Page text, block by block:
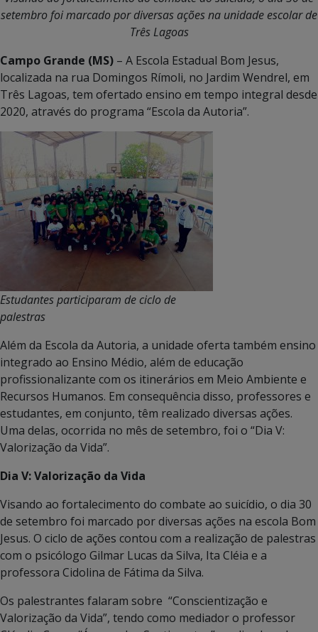
setembro foi marcado por diversas ações na unidade escolar de
Três Lagoas
Campo Grande (MS) – A Escola Estadual Bom Jesus,
localizada na rua Domingos Rímoli, no Jardim Wendrel, em
Três Lagoas, tem ofertado ensino em tempo integral desde
2020, através do programa “Escola da Autoria”.
Estudantes participaram de ciclo de
palestras
Além da Escola da Autoria, a unidade oferta também ensino
integrado ao Ensino Médio, além de educação
profissionalizante com os itinerários em Meio Ambiente e
Recursos Humanos. Em consequência disso, professores e
estudantes, em conjunto, têm realizado diversas ações.
Uma delas, ocorrida no mês de setembro, foi o “Dia V:
Valorização da Vida”.
Dia V: Valorização da Vida
Visando ao fortalecimento do combate ao suicídio, o dia 30
de setembro foi marcado por diversas ações na escola Bom
Jesus. O ciclo de ações contou com a realização de palestras
com o psicólogo Gilmar Lucas da Silva, Ita Cléia e a
professora Cidolina de Fátima da Silva.
Os palestrantes falaram sobre “Conscientização e
Valorização da Vida”, tendo como mediador o professor